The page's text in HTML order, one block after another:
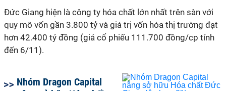
Đức Giang hiện là công ty hóa chất lớn nhất trên sàn với
quy mô vốn gần 3.800 tỷ và giá trị vốn hóa thị trường đạt
hơn 42.400 tỷ đồng (giá cổ phiếu 111.700 đồng/cp tính
đến 6/11).
Nhóm Dragon Capital